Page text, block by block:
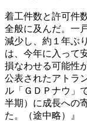
着工件数と許可件
全般に及んだ。一
減少し、約１年ぶ
は、今年に入って
損なわせる可能性
公表されたアトラ
ル「ＧＤＰナウ」
半期）に成長への
た。（途中略）』